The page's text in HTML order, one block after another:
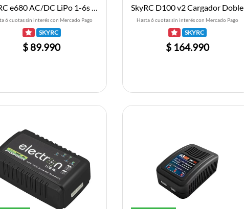
SkyRC e680 AC/DC LiPo 1-6s 10A 80W Charger
6 cuotas sin interés con Mercado Pago
SKYRC
$ 89.990
SkyRC D100 v2 Cargador Doble
Hasta 6 cuotas sin interés con Mercado Pago
SKYRC
$ 164.990